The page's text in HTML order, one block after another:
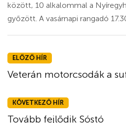
között, 10 alkalommal a
győzött. A vasárnapi rangadó
ELŐZŐ HÍR
Veterán motorcsodák a
KÖVETKEZŐ HÍR
Tovább fejlődik Sóstó